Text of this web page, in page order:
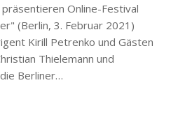
Online-Festival
(Berlin, 3. Februar 2021)
Kirill Petrenko und Gästen
Thielemann und
Berliner…